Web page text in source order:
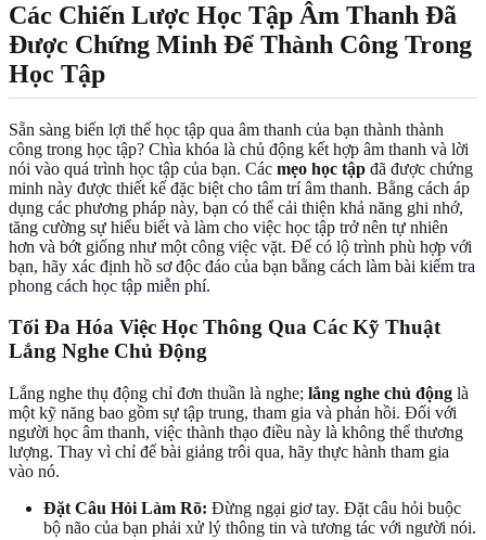
Các Chiến Lược Học Tập Âm Thanh Đã
Được Chứng Minh Để Thành Công Trong
Học Tập
Sẵn sàng biến lợi thế học tập qua âm thanh của bạn thành thành
công trong học tập? Chìa khóa là chủ động kết hợp âm thanh và lời
nói vào quá trình học tập của bạn. Các mẹo học tập đã được chứng
minh này được thiết kế đặc biệt cho tâm trí âm thanh. Bằng cách áp
dụng các phương pháp này, bạn có thể cải thiện khả năng ghi nhớ,
tăng cường sự hiểu biết và làm cho việc học tập trở nên tự nhiên
hơn và bớt giống như một công việc vặt. Để có lộ trình phù hợp với
bạn, hãy xác định hồ sơ độc đáo của bạn bằng cách làm bài kiểm tra
phong cách học tập miễn phí.
Tối Đa Hóa Việc Học Thông Qua Các Kỹ Thuật
Lắng Nghe Chủ Động
Lắng nghe thụ động chỉ đơn thuần là nghe; lắng nghe chủ động là
một kỹ năng bao gồm sự tập trung, tham gia và phản hồi. Đối với
người học âm thanh, việc thành thạo điều này là không thể thương
lượng. Thay vì chỉ để bài giảng trôi qua, hãy thực hành tham gia
vào nó.
Đặt Câu Hỏi Làm Rõ: Đừng ngại giơ tay. Đặt câu hỏi buộc
bộ não của bạn phải xử lý thông tin và tương tác với người nói.